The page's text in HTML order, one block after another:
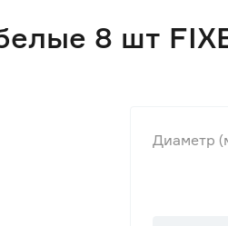
8 шт
Диаметр